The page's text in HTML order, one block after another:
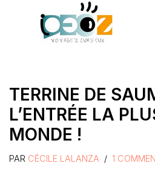
TERRINE DE
L’ENTRÉE LA
MONDE !
PAR CÉCILE LALANZA 1